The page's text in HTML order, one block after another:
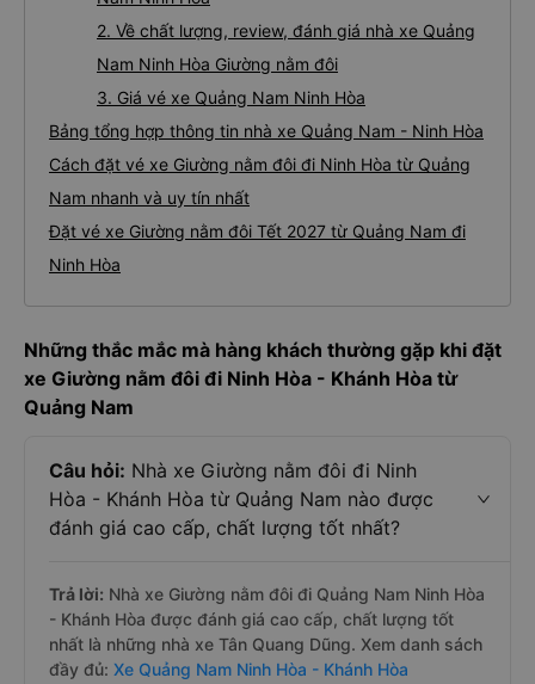
2. Về chất lượng, review, đánh giá nhà xe Quảng
Nam Ninh Hòa Giường nằm đôi
3. Giá vé xe Quảng Nam Ninh Hòa
Bảng tổng hợp thông tin nhà xe Quảng Nam - Ninh Hòa
Cách đặt vé xe Giường nằm đôi đi Ninh Hòa từ Quảng
Nam nhanh và uy tín nhất
Đặt vé xe Giường nằm đôi Tết 2027 từ Quảng Nam đi
Ninh Hòa
Những thắc mắc mà hàng khách thường gặp khi đặt
xe Giường nằm đôi đi Ninh Hòa - Khánh Hòa từ
Quảng Nam
Câu hỏi: Nhà xe Giường nằm đôi đi Ninh
Hòa - Khánh Hòa từ Quảng Nam nào được
đánh giá cao cấp, chất lượng tốt nhất?
Trả lời: Nhà xe Giường nằm đôi đi Quảng Nam Ninh Hòa
- Khánh Hòa được đánh giá cao cấp, chất lượng tốt
nhất là những nhà xe Tân Quang Dũng. Xem danh sách
đầy đủ: Xe Quảng Nam Ninh Hòa - Khánh Hòa